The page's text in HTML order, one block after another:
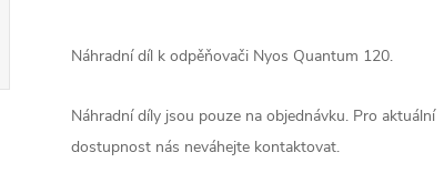
Náhradní díl k odpěňovači Nyos Quantum 120.
Náhradní díly jsou pouze na objednávku. Pro aktuální
dostupnost nás neváhejte kontaktovat.